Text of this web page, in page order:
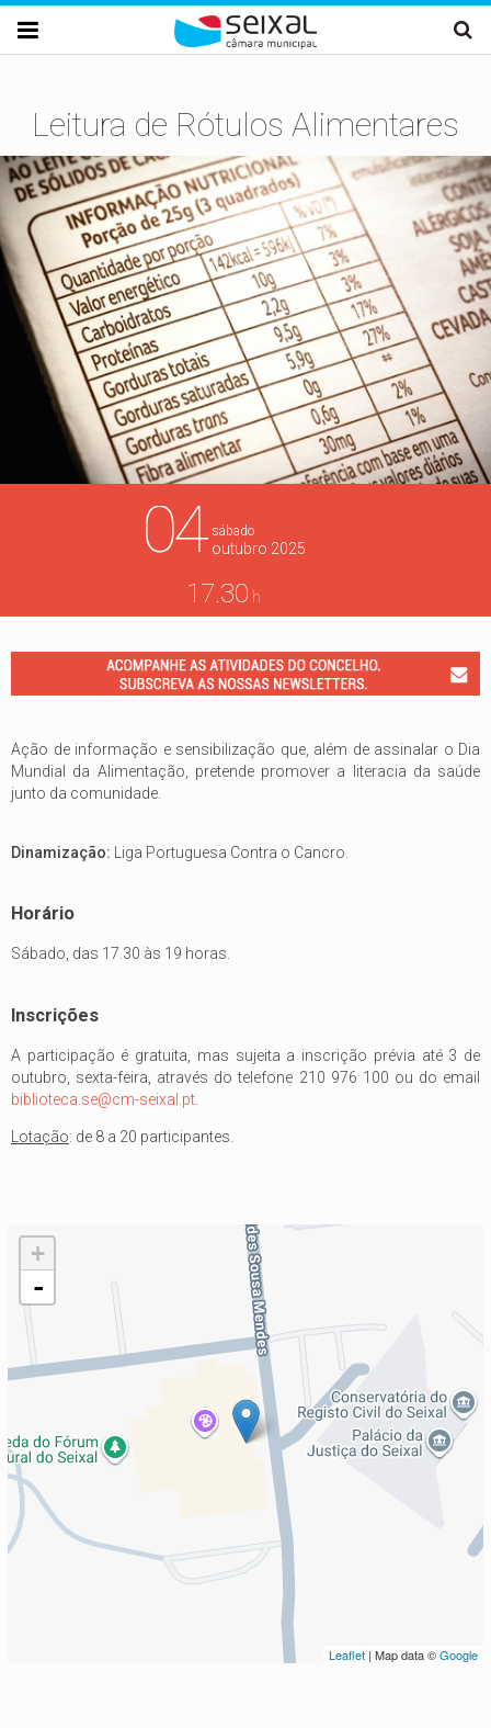
Passar para o conteúdo principal

Leitura de Rótulos Alimentares
04 sábado
outubro 2025
17.30 h
Ação de informação e sensibilização que, além de assinalar o Dia
Mundial da Alimentação, pretende promover a literacia da saúde
junto da comunidade.
Dinamização: Liga Portuguesa Contra o Cancro.
Horário
Sábado, das 17.30 às 19 horas.
Inscrições
A participação é gratuita, mas sujeita a inscrição prévia até 3 de
outubro, sexta-feira, através do telefone 210 976 100 ou do email
biblioteca.se@cm-seixal.pt
Lotação: de 8 a 20 participantes.
+
-
Leaflet | Map data ©Google